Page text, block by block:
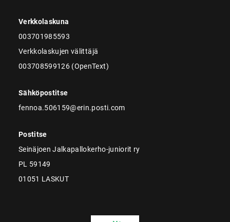
Verkkolaskuna
003701985593
Verkkolaskujen välittäjä
003708599126 (OpenText)
Sähköpostitse
fennoa.506159@erin.posti.com
Postitse
Seinäjoen Jalkapallokerho-juniorit ry
PL 59149
01051 LASKUT